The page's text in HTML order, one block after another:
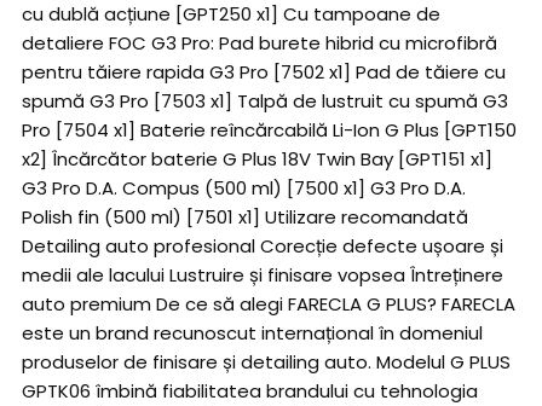
cu dublă acțiune [GPT250 x1] Cu tampoane de
detaliere FOC G3 Pro: Pad burete hibrid cu microfibră
pentru tăiere rapida G3 Pro [7502 x1] Pad de tăiere cu
spumă G3 Pro [7503 x1] Talpă de lustruit cu spumă G3
Pro [7504 x1] Baterie reîncărcabilă Li-Ion G Plus [GPT150
x2] Încărcător baterie G Plus 18V Twin Bay [GPT151 x1]
G3 Pro D.A. Compus (500 ml) [7500 x1] G3 Pro D.A.
Polish fin (500 ml) [7501 x1] Utilizare recomandată
Detailing auto profesional Corecție defecte ușoare și
medii ale lacului Lustruire și finisare vopsea Întreținere
auto premium De ce să alegi FARECLA G PLUS? FARECLA
este un brand recunoscut internațional în domeniul
produselor de finisare și detailing auto. Modelul G PLUS
GPTK06 îmbină fiabilitatea brandului cu tehnologia